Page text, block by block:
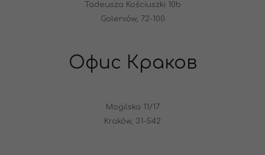
Tadeusza Kościuszki 10b
Goleniów, 72-100
Офис Краков
Mogilska 11/17
Kraków, 31-542